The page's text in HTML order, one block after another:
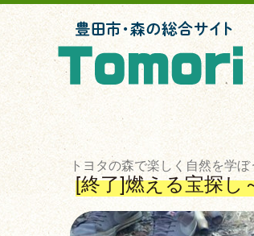
トヨタの森で楽しく自然を学ぼ
[終了]燃える宝探し
Previous